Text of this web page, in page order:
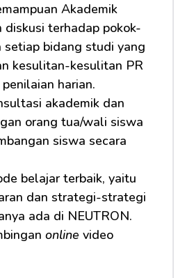
Akademik
diskusi terhadap pokok-
setiap bidang studi yang
kesulitan-kesulitan PR
harian.
akademik dan
orang tua/wali siswa
siswa secara
belajar terbaik, yaitu
dan strategi-strategi
ada di NEUTRON.
online video